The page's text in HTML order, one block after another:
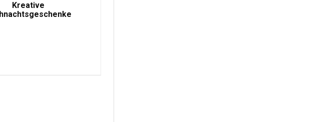
Kreative